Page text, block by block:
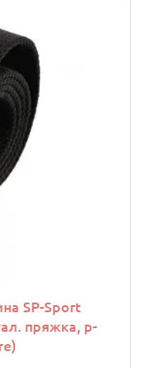
SP-Sport
пряжка, р-